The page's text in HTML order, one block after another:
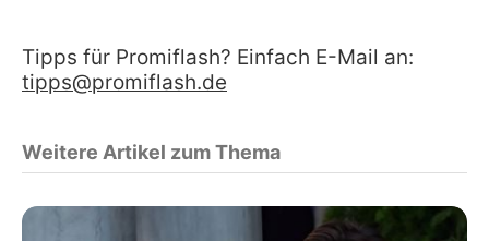
Tipps für Promiflash? Einfach E-Mail an:
tipps@promiflash.de
Weitere Artikel zum Thema